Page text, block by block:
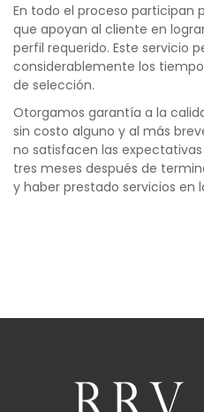
En todo el proceso participan
que apoyan al cliente en
perfil requerido. Este servicio
considerablemente los
de selección.
Otorgamos garantía a la
sin costo alguno y al más
no satisfacen las
tres meses después de
y haber prestado servicios en